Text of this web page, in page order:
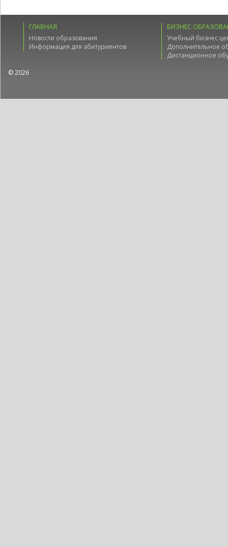
ГЛАВНАЯ
Новости образования
Информация для абитуриентов
БИЗНЕС
Учебный бизнес
Дополнительное
Дистанционное
© 2026